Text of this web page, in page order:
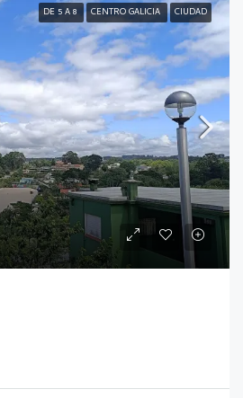
DE 5 A 8 CENTRO GALICIA CIUDAD